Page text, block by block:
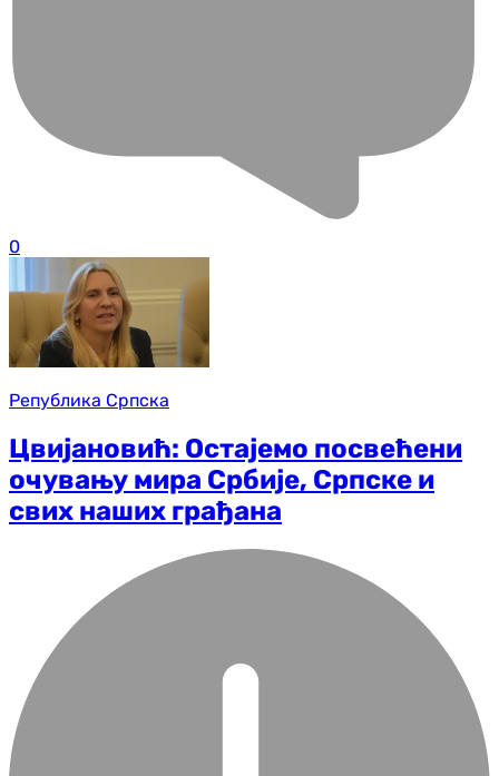
0
Република Српска
Цвијановић: Остајемо посвећени
очувању мира Србије, Српске и
свих наших грађана